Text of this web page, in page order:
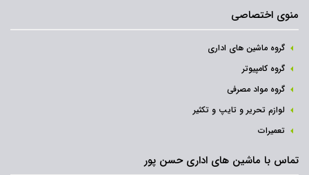
منوی اختصاصی
گروه ماشین های اداری
گروه کامپیوتر
گروه مواد مصرفی
لوازم تحریر و تایپ و تکثیر
تعمیرات
تماس با ماشین های اداری حسن پور